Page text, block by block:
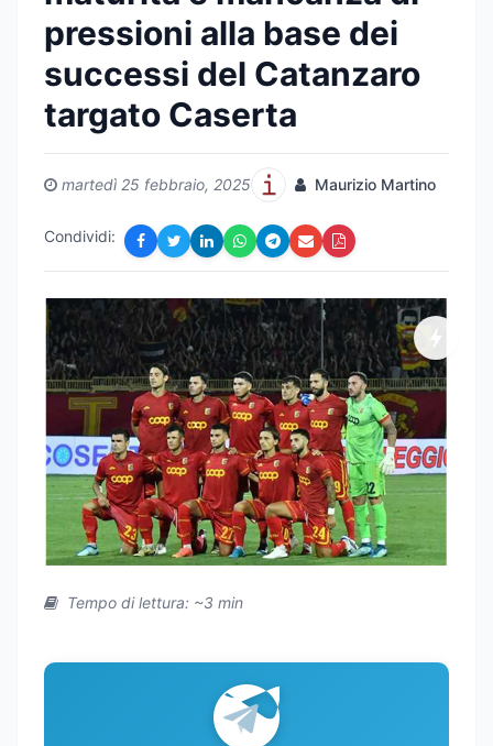
pressioni alla base dei
successi del Catanzaro
targato Caserta
martedì 25 febbraio, 2025 Maurizio Martino
Condividi:
Tempo di lettura: ~3 min